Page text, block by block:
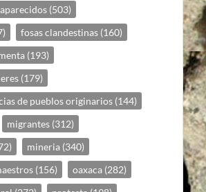
(503)
fosas clandestinas (160)
(193)
(179)
de pueblos originarios (144)
migrantes (312)
mineria (340)
(156) oaxaca (282)